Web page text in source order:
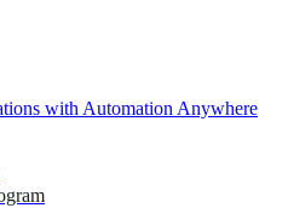
with Automation Anywhere